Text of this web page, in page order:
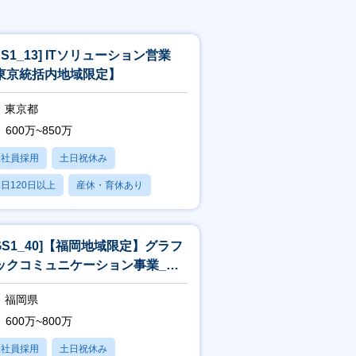
ITソリューション営業
京統括内地域限定】
東京都
600万~850万
員採用 土日祝休み
120日以上 産休・育休あり
業20時間以内
【福岡地域限定】グラフ
クコミュニケーション事業_営
面接可]
福岡県
600万~800万
員採用 土日祝休み